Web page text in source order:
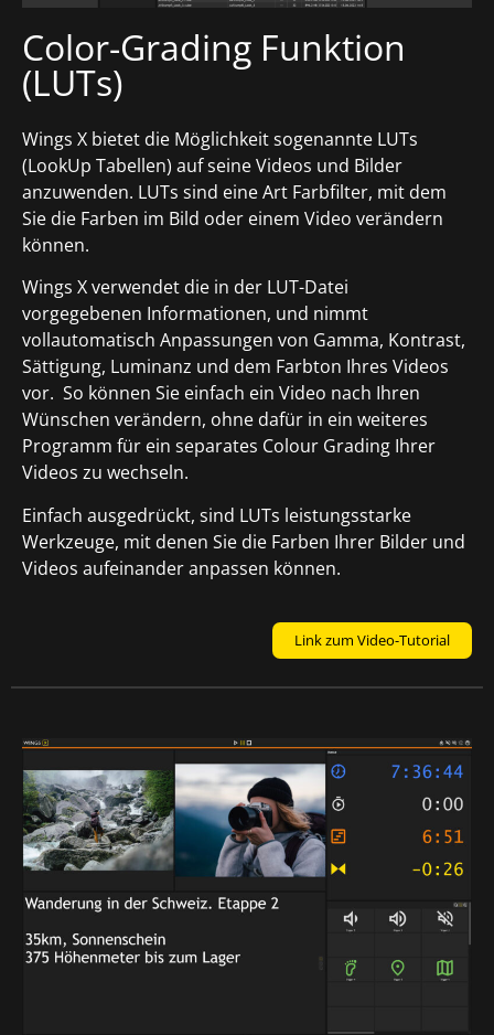
Color-Grading Funktion
(LUTs)
Wings X bietet die Möglichkeit sogenannte LUTs
(LookUp Tabellen) auf seine Videos und Bilder
anzuwenden. LUTs sind eine Art Farbfilter, mit dem
Sie die Farben im Bild oder einem Video verändern
können.
Wings X verwendet die in der LUT-Datei
vorgegebenen Informationen, und nimmt
vollautomatisch Anpassungen von Gamma, Kontrast,
Sättigung, Luminanz und dem Farbton Ihres Videos
vor. So können Sie einfach ein Video nach Ihren
Wünschen verändern, ohne dafür in ein weiteres
Programm für ein separates Colour Grading Ihrer
Videos zu wechseln.
Einfach ausgedrückt, sind LUTs leistungsstarke
Werkzeuge, mit denen Sie die Farben Ihrer Bilder und
Videos aufeinander anpassen können.
Link zum Video-Tutorial